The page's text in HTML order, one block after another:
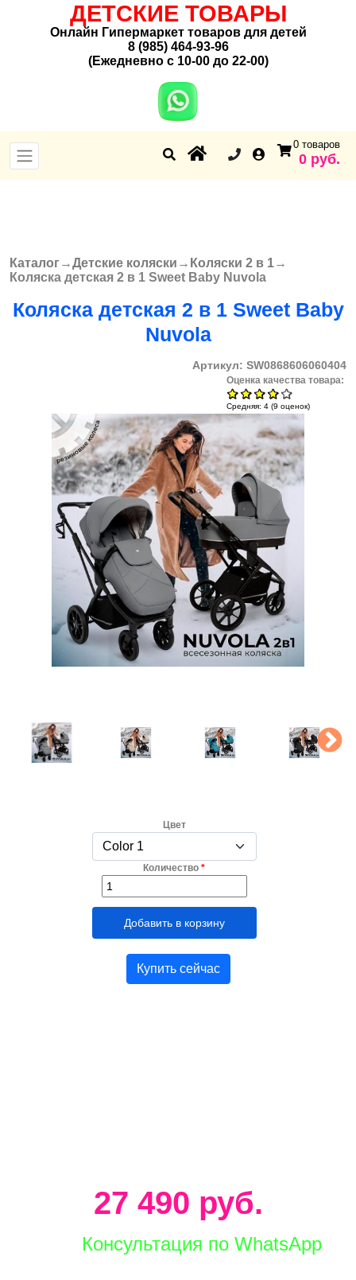
ДЕТСКИЕ ТОВАРЫ
Онлайн Гипермаркет товаров для детей
8 (985) 464-93-96
(Ежедневно с 10-00 до 22-00)
0 товаров
0 руб.
Вы здесь
Каталог→Детские коляски → Коляски 2 в 1→
Коляска детская 2 в 1 Sweet Baby Nuvola
Коляска детская 2 в 1 Sweet Baby
Nuvola
Артикул: SW0868606060404
Оценка качества товара:
Средняя: 4 (9 оценок)
Цвет
Количество *
Купить сейчас
27 490 руб.
Консультация по WhatsApp